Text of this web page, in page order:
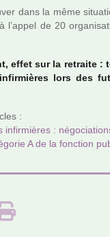
dans la même
à l’appel de 20
effet sur la retraite :
lors des
:
infir­miè­res :
A de la fonc­tion